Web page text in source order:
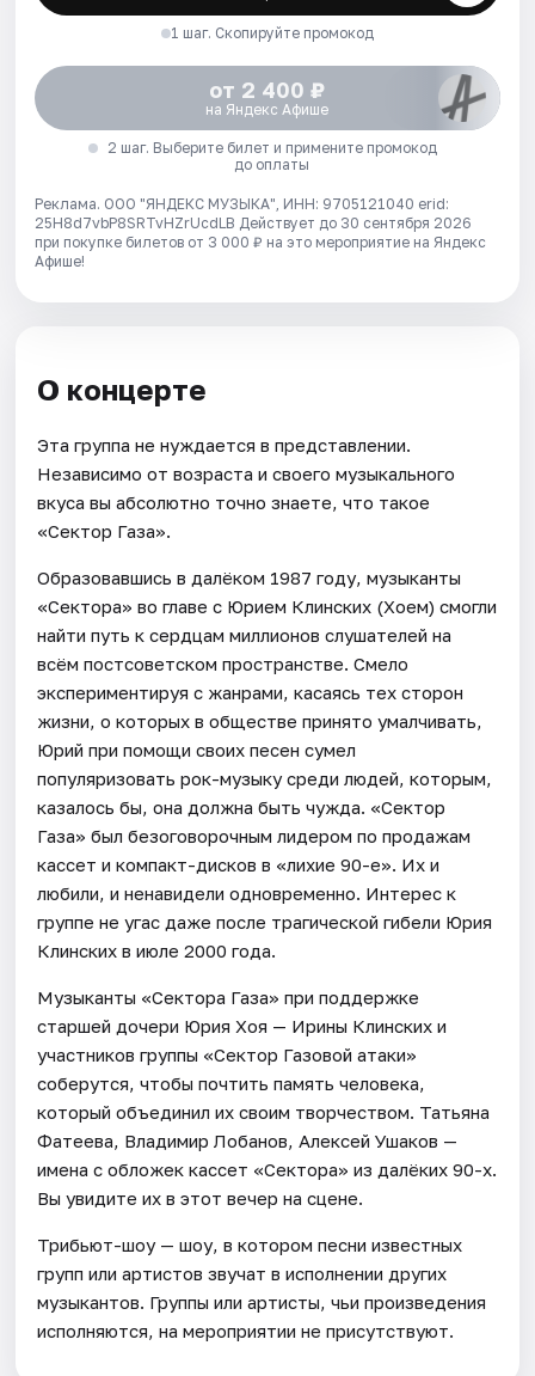
1 шаг. Скопируйте промокод
от 2 400 ₽
на Яндекс Афише
2 шаг. Выберите билет и примените промокод
до оплаты
Реклама. ООО "ЯНДЕКС МУЗЫКА", ИНН: 9705121040 erid:
25H8d7vbP8SRTvHZrUcdLB Действует до 30 сентября 2026
при покупке билетов от 3 000 ₽ на это мероприятие на Яндекс
Афише!
О концерте
Эта группа не нуждается в представлении.
Независимо от возраста и своего музыкального
вкуса вы абсолютно точно знаете, что такое
«Сектор Газа».
Образовавшись в далёком 1987 году, музыканты
«Сектора» во главе с Юрием Клинских (Хоем) смогли
найти путь к сердцам миллионов слушателей на
всём постсоветском пространстве. Смело
экспериментируя с жанрами, касаясь тех сторон
жизни, о которых в обществе принято умалчивать,
Юрий при помощи своих песен сумел
популяризовать рок-музыку среди людей, которым,
казалось бы, она должна быть чужда. «Сектор
Газа» был безоговорочным лидером по продажам
кассет и компакт-дисков в «лихие 90-е». Их и
любили, и ненавидели одновременно. Интерес к
группе не угас даже после трагической гибели Юрия
Клинских в июле 2000 года.
Музыканты «Сектора Газа» при поддержке
старшей дочери Юрия Хоя — Ирины Клинских и
участников группы «Сектор Газовой атаки»
соберутся, чтобы почтить память человека,
который объединил их своим творчеством. Татьяна
Фатеева, Владимир Лобанов, Алексей Ушаков —
имена с обложек кассет «Сектора» из далёких 90-х.
Вы увидите их в этот вечер на сцене.
Трибьют-шоу — шоу, в котором песни известных
групп или артистов звучат в исполнении других
музыкантов. Группы или артисты, чьи произведения
исполняются, на мероприятии не присутствуют.